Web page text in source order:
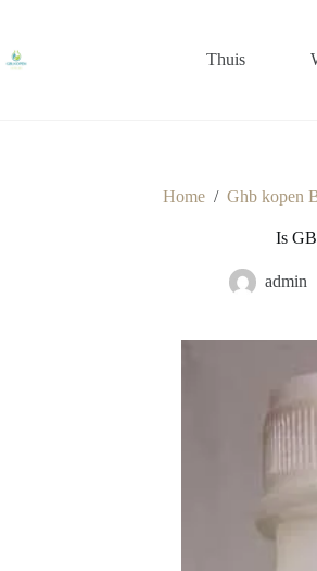
de
inhoud
Thuis
Home / Ghb kopen
Is
admin